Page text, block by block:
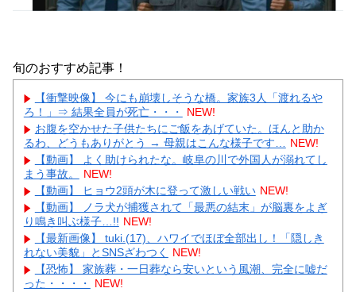
旬のおすすめ記事！
【衝撃映像】 今にも崩壊しそうな橋。家族3人「渡れるや
ろ！」⇒ 結果全員が死亡・・・
NEW!
お腹を空かせた子供たちにご飯をあげていた。ほんと助か
るわ、どうもありがとう → 母親はこんな様子です…
NEW!
【動画】 よく助けられたな。岐阜の川で外国人が溺れてし
まう事故。
NEW!
【動画】 ヒョウ2頭が木に登って激しい戦い NEW!
【動画】 ノラ犬が捕獲されて「最悪の結末」が脳裏をよぎ
り鳴き叫ぶ様子…!! NEW!
【最新画像】 tuki.(17)、ハワイでほぼ全部出し！「隠しき
れない美貌」とSNSざわつく
NEW!
【恐怖】 家族葬・一日葬なら安いという風潮、完全に嘘だ
った・・・・
NEW!